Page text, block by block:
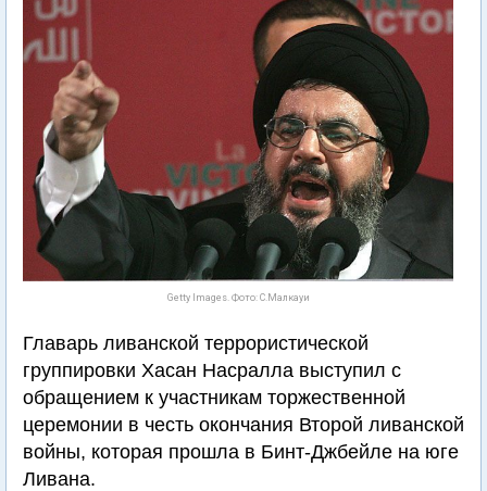
Getty Images. Фото: С.Малкауи
Главарь ливанской террористической
группировки Хасан Насралла выступил с
обращением к участникам торжественной
церемонии в честь окончания Второй ливанской
войны, которая прошла в Бинт-Джбейле на юге
Ливана.